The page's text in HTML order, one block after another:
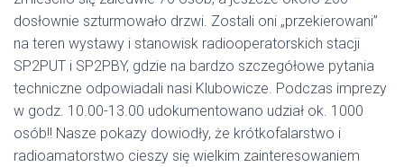
dosłownie szturmowało drzwi. Zostali oni „przekierowani”
na teren wystawy i stanowisk radiooperatorskich stacji
SP2PUT i SP2PBY, gdzie na bardzo szczegółowe pytania
techniczne odpowiadali nasi Klubowicze. Podczas imprezy
w godz. 10.00-13.00 udokumentowano udział ok. 1000
osób!! Nasze pokazy dowiodły, że krótkofalarstwo i
radioamatorstwo cieszy się wielkim zainteresowaniem